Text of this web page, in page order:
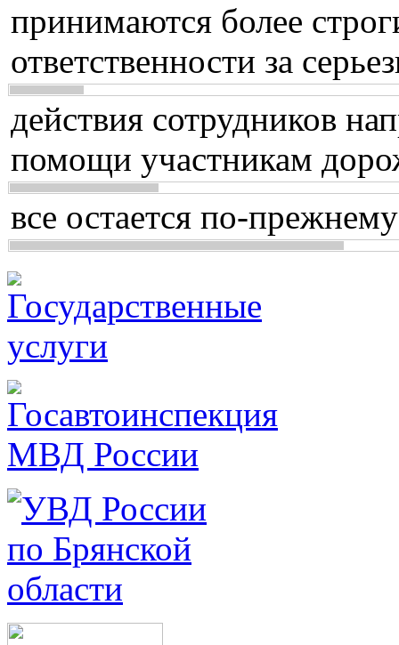
принимаются более
ответственности за
действия сотрудников
помощи участникам
все остается по-